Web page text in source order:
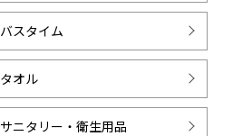
バスタイム
タオル
サニタリー・衛生用品